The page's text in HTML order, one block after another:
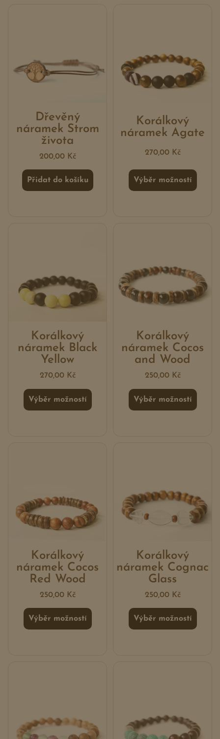
Dřevěný
náramek Strom
života
200,00 Kč
Přidat do košíku
Korálkový
náramek Agate
270,00 Kč
Výběr možností
Korálkový
náramek Black
Yellow
270,00 Kč
Výběr možností
Korálkový
náramek Cocos
and Wood
250,00 Kč
Výběr možností
Korálkový
náramek Cocos
Red Wood
250,00 Kč
Výběr možností
Korálkový
náramek Cognac
Glass
250,00 Kč
Výběr možností